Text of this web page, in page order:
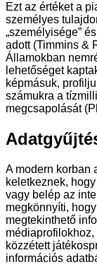
Ezt az értéket a
személyes
„személyisége”
adott (Timmins &
Államokban
lehetőséget
képmásuk,
számukra a
megcsapolását
A modern korban
keletkeznek,
vagy belép az
megkönnyíti,
megtekinthető
közzétett
információs